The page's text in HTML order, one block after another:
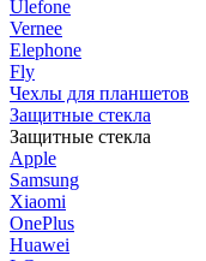
Ulefone
Vernee
Elephone
Fly
Чехлы для планшетов
Защитные стекла
Защитные стекла
Apple
Samsung
Xiaomi
OnePlus
Huawei